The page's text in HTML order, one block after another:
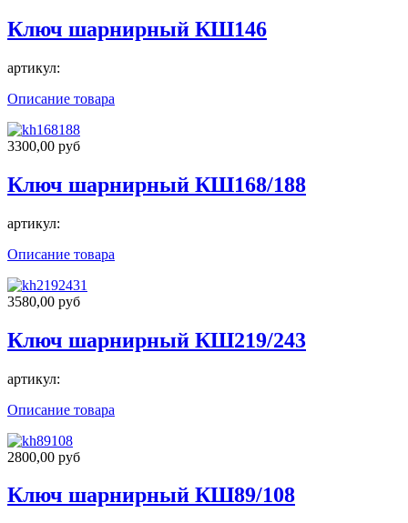
Ключ шарнирный КШ146
артикул:
Описание товара
3300,00 руб
Ключ шарнирный КШ168/188
артикул:
Описание товара
3580,00 руб
Ключ шарнирный КШ219/243
артикул:
Описание товара
2800,00 руб
Ключ шарнирный КШ89/108